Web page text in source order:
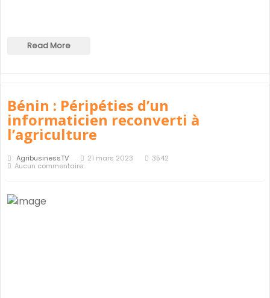
Read More
Bénin : Péripéties d’un
informaticien reconverti à
l’agriculture
AgribusinessTV 21 mars 2023
3542
Aucun commentaire